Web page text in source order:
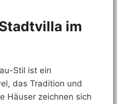
im
Stil ist ein
das Tradition und
Häuser zeichnen sich